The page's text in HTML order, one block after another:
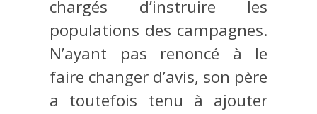
chargés d’instruire les
populations des campagnes.
N’ayant pas renoncé à le
faire changer d’avis, son père
a toutefois tenu à ajouter